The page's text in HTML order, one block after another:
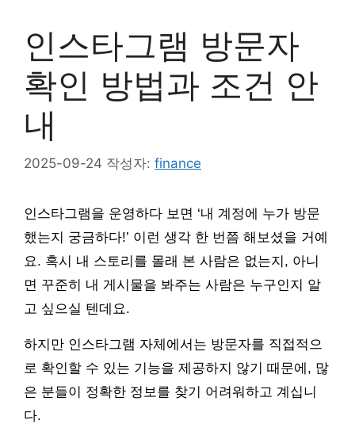
인스타그램 방문자
확인 방법과 조건 안
내
2025-09-24 작성자: finance
인스타그램을 운영하다 보면 ‘내 계정에 누가 방문
했는지 궁금하다!’ 이런 생각 한 번쯤 해보셨을 거예
요. 혹시 내 스토리를 몰래 본 사람은 없는지, 아니
면 꾸준히 내 게시물을 봐주는 사람은 누구인지 알
고 싶으실 텐데요.
하지만 인스타그램 자체에서는 방문자를 직접적으
로 확인할 수 있는 기능을 제공하지 않기 때문에, 많
은 분들이 정확한 정보를 찾기 어려워하고 계십니
다.